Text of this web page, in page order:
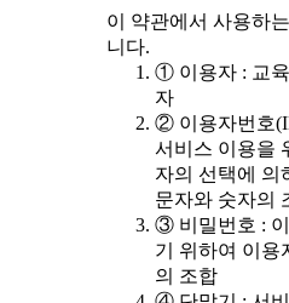
이 약관에서 사용하
니다.
① 이용자 : 교
자
② 이용자번호
서비스 이용을
자의 선택에 의
문자와 숫자의
③ 비밀번호 :
기 위하여 이용
의 조합